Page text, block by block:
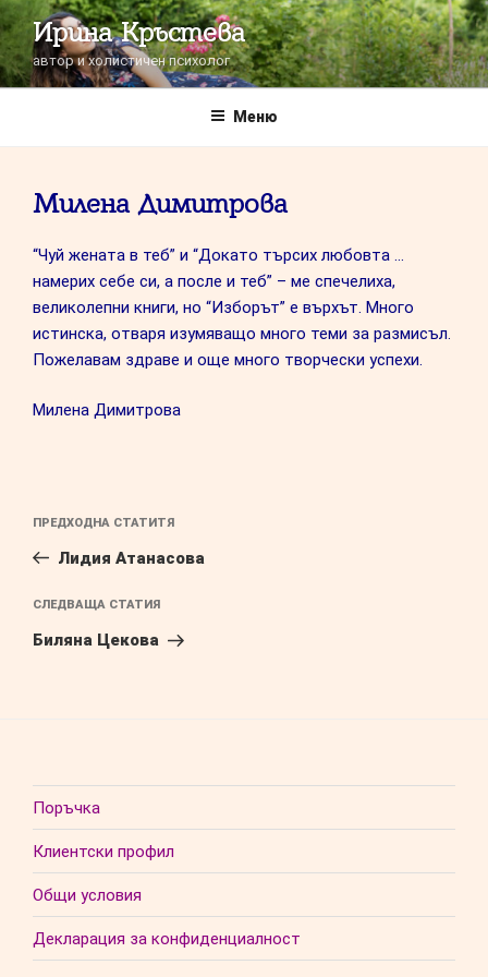
Напред
към
съдържанието
Ирина Кръстева
автор и холистичен психолог
Меню
Милена Димитрова
“Чуй жената в теб” и “Докато търсих любовта …
намерих себе си, а после и теб” – ме спечелиха,
великолепни книги, но “Изборът” е върхът. Много
истинска, отваря изумяващо много теми за размисъл.
Пожелавам здраве и още много творчески успехи.
Милена Димитрова
Предишна
публикация
ПРЕДХОДНА СТАТИТЯ
Лидия Атанасова
Следваща
публикация
СЛЕДВАЩА СТАТИЯ
Биляна Цекова
Поръчка
Клиентски профил
Общи условия
Декларация за конфиденциалност